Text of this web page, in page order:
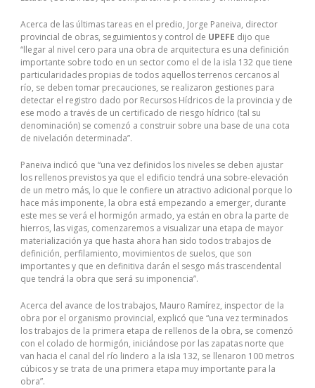
Acerca de las últimas tareas en el predio, Jorge Paneiva, director
provincial de obras, seguimientos y control de UPEFE dijo que
“llegar al nivel cero para una obra de arquitectura es una definición
importante sobre todo en un sector como el de la isla 132 que tiene
particularidades propias de todos aquellos terrenos cercanos al
río, se deben tomar precauciones, se realizaron gestiones para
detectar el registro dado por Recursos Hídricos de la provincia y de
ese modo a través de un certificado de riesgo hídrico (tal su
denominación) se comenzó a construir sobre una base de una cota
de nivelación determinada”.
Paneiva indicó que “una vez definidos los niveles se deben ajustar
los rellenos previstos ya que el edificio tendrá una sobre-elevación
de un metro más, lo que le confiere un atractivo adicional porque lo
hace más imponente, la obra está empezando a emerger, durante
este mes se verá el hormigón armado, ya están en obra la parte de
hierros, las vigas, comenzaremos a visualizar una etapa de mayor
materialización ya que hasta ahora han sido todos trabajos de
definición, perfilamiento, movimientos de suelos, que son
importantes y que en definitiva darán el sesgo más trascendental
que tendrá la obra que será su imponencia”.
Acerca del avance de los trabajos, Mauro Ramírez, inspector de la
obra por el organismo provincial, explicó que “una vez terminados
los trabajos de la primera etapa de rellenos de la obra, se comenzó
con el colado de hormigón, iniciándose por las zapatas norte que
van hacia el canal del río lindero a la isla 132, se llenaron 100 metros
cúbicos y se trata de una primera etapa muy importante para la
obra”.